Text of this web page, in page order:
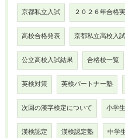
京都私立入試 ２０２６年合格
高校合格発表 京都私立高校入試
公立高校入試結果 合格校一覧
英検対策 英検パートナー塾
次回の漢字検定について 小学
漢検認定 漢検認定塾 中学